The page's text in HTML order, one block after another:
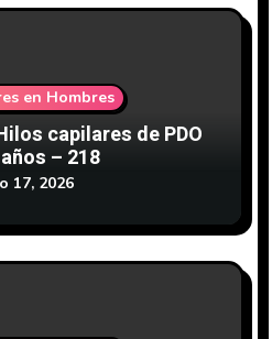
en Hombres
capilares de PDO
– 218
17, 2026